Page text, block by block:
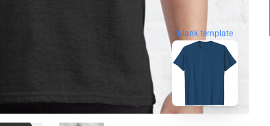
blank template